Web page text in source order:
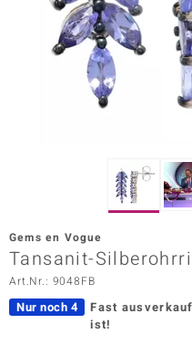
Vogue
Gems en Vogue
Tansanit-
Art.Nr.: 9048FB
Nur noch 4 Fast
ist!